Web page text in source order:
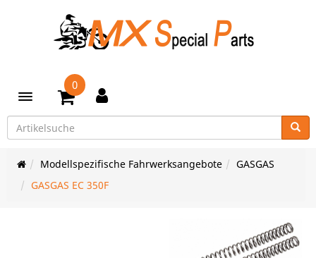
Toggle navigation
0
Modellspezifische Fahrwerksangebote
GASGAS
GASGAS EC 350F